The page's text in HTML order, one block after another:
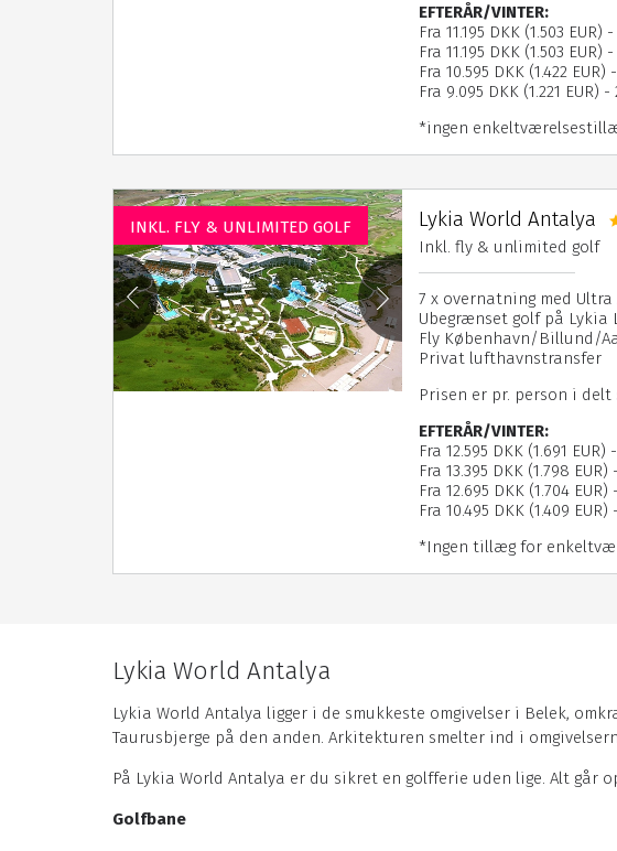
EFTERÅR/VINTER:
Fra 11.195 DKK (1.503 EUR)
Fra 11.195 DKK (1.503 EUR) -
Fra 10.595 DKK (1.422 EUR) -
Fra 9.095 DKK (1.221 EUR) -
*ingen
INKL. FLY & UNLIMITED GOLF Lykia World Antalya
Inkl. fly & unlimited golf
7 x overnatning med Ultra
Ubegrænset golf på Lykia
Fly København/Billund/
Privat lufthavnstransfer
Prisen er pr. person i
EFTERÅR/VINTER:
Fra 12.595 DKK (1.691 EUR)
Fra 13.395 DKK (1.798 EUR)
Fra 12.695 DKK (1.704 EUR)
Fra 10.495 DKK (1.409 EUR)
*Ingen tillæg for
Lykia World Antalya
Lykia World Antalya ligger i de smukkeste omgivelser i Belek,
Taurusbjerge på den anden. Arkitekturen smelter ind i
På Lykia World Antalya er du sikret en golfferie uden lige. Alt
Golfbane